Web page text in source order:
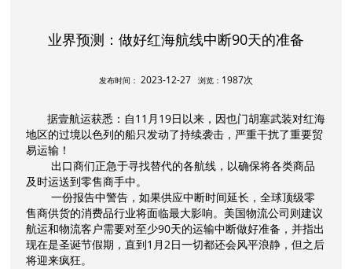
业界预测：做好红海航线中断90天的准备
发布时间： 2023-12-27 浏览： 1987次
据壹航运获悉：自11月19日以来，因也门胡塞武装对红海
地区的过境以色列的船只发动了持续袭击，严重干扰了重要贸
易运输！
出口商们正急于寻找替代的各航线，以确保将各类商品
及时运送到零售商手中。
一份报告中警告，如果供应中断时间延长，全球顶级零
售商供货的消费品行业将面临最大影响。美国物流公司则建议
航运和物流客户需要对至少90天的运输中断做好准备，并指出
现在是圣诞节假期，直到1月2日一切都还会风平浪静，但之后
将迎来疯狂。